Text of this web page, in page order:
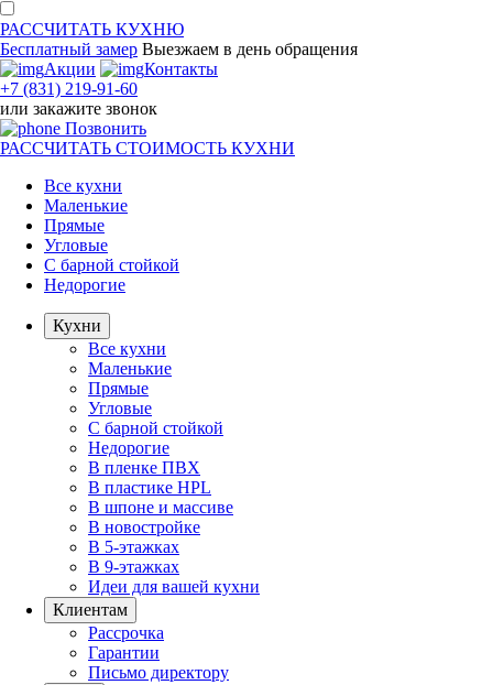
РАССЧИТАТЬ КУХНЮ
Бесплатный замер Выезжаем в день обращения
Акции
Контакты
+7 (831) 219-91-60
или закажите звонок
Позвонить
РАССЧИТАТЬ СТОИМОСТЬ КУХНИ
Все кухни
Маленькие
Прямые
Угловые
С барной стойкой
Недорогие
Кухни
Все кухни
Маленькие
Прямые
Угловые
С барной стойкой
Недорогие
В пленке ПВХ
В пластике HPL
В шпоне и массиве
В новостройке
В 5-этажках
В 9-этажках
Идеи для вашей кухни
Клиентам
Рассрочка
Гарантии
Письмо директору